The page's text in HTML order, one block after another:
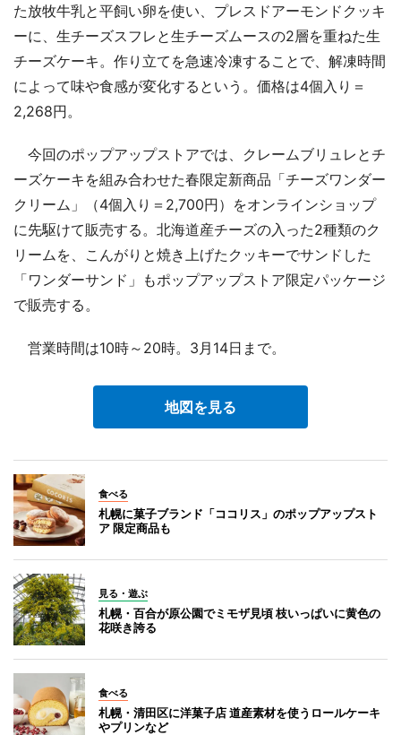
た放牧牛乳と平飼い卵を使い、プレスドアーモンドクッキ
ーに、生チーズスフレと生チーズムースの2層を重ねた生
チーズケーキ。作り立てを急速冷凍することで、解凍時間
によって味や食感が変化するという。価格は4個入り＝
2,268円。
今回のポップアップストアでは、クレームブリュレとチ
ーズケーキを組み合わせた春限定新商品「チーズワンダー
クリーム」（4個入り＝2,700円）をオンラインショップ
に先駆けて販売する。北海道産チーズの入った2種類のク
リームを、こんがりと焼き上げたクッキーでサンドした
「ワンダーサンド」もポップアップストア限定パッケージ
で販売する。
営業時間は10時～20時。3月14日まで。
地図を見る
食べる
札幌に菓子ブランド「ココリス」のポップアップスト
ア 限定商品も
見る・遊ぶ
札幌・百合が原公園でミモザ見頃 枝いっぱいに黄色の
花咲き誇る
食べる
札幌・清田区に洋菓子店 道産素材を使うロールケーキ
やプリンなど